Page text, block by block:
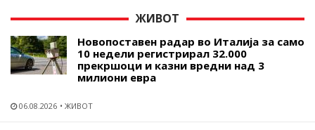
ЖИВОТ
Новопоставен радар во Италија за само
10 недели регистрирал 32.000
прекршоци и казни вредни над 3
милиони евра
06.08.2026 ЖИВОТ